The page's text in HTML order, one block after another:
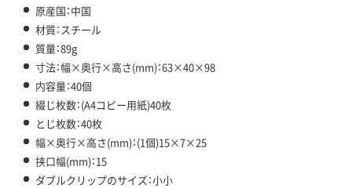
原産国：中国
材質：スチール
質量：89g
寸法：幅×奥行×高さ(mm)：63×40×98
内容量：40個
綴じ枚数：(A4コピー用紙)40枚
とじ枚数：40枚
幅×奥行×高さ(mm)：(1個)15×7×25
挟口幅(mm)：15
ダブルクリップのサイズ：小小